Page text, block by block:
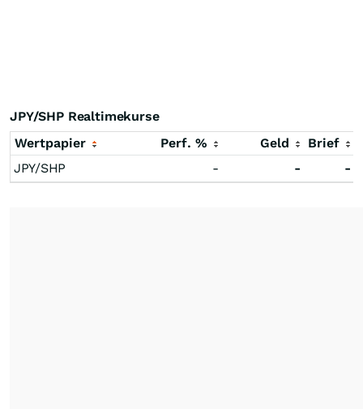
JPY/SHP Realtimekurse
Wertpapier
Perf. % Geld
Brief
JPY/SHP
- - -